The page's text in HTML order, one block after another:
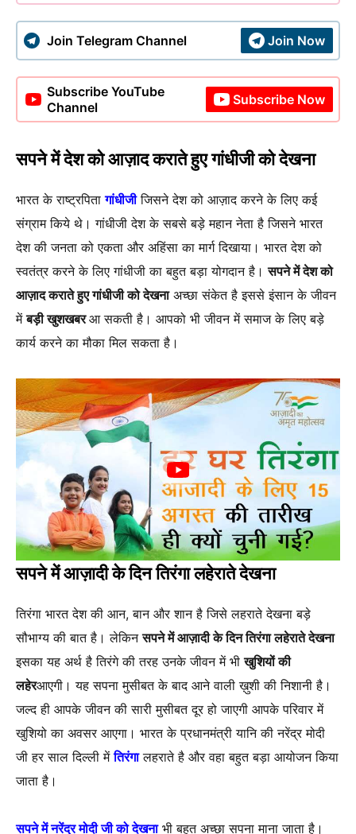
Join Telegram Channel Join Now
Subscribe YouTube
Channel
Subscribe Now
सपने में देश को आज़ाद कराते हुए गांधीजी को देखना
भारत के राष्ट्रपितागांधीजीजिसने देश को आज़ाद करने के लिए कई
संग्राम किये थे। गांधीजी देश के सबसे बड़े महान नेता है जिसने भारत
देश की जनता को एकता और अहिंसा का मार्ग दिखाया। भारत देश को
स्वतंत्र करने के लिए गांधीजी का बहुत बड़ा योगदान है।सपने में देश को
आज़ाद कराते हुए गांधीजी को देखनाअच्छा संकेत है इससे इंसान के जीवन
मेंबड़ी खुशखबरआ सकती है। आपको भी जीवन में समाज के लिए बड़े
कार्य करने का मौका मिल सकता है।
सपने में आज़ादी के दिन तिरंगा लहेराते देखना
तिरंगा भारत देश की आन, बान और शान है जिसे लहराते देखना बड़े
सौभाग्य की बात है। लेकिनसपने में आज़ादी के दिन तिरंगा लहेराते देखना
इसका यह अर्थ है तिरंगे की तरह उनके जीवन में भीखुशियों की
लहेरआएगी। यह सपना मुसीबत के बाद आने वाली ख़ुशी की निशानी है।
जल्द ही आपके जीवन की सारी मुसीबत दूर हो जाएगी आपके परिवार में
खुशियो का अवसर आएगा। भारत के प्रधानमंत्री यानि की नरेंद्र मोदी
जी हर साल दिल्ली मेंतिरंगालहराते है और वहा बहुत बड़ा आयोजन किया
जाता है।
सपने में नरेंद्र मोदी जी को देखनाभी बहुत अच्छा सपना माना जाता है।